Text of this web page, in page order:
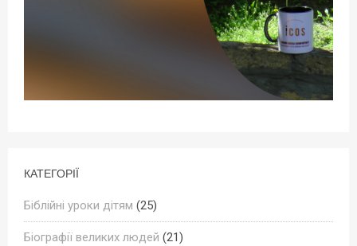
КАТЕГОРІЇ
Біблійні уроки дітям (25)
Біографії великих людей (21)